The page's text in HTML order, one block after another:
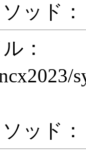
ッド
：
ッド：